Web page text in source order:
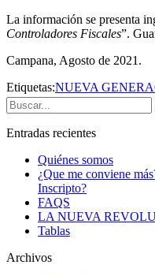
La información se presenta
Controladores Fiscales”.
Campana, Agosto de 2021.
Etiquetas:NUEVA
Buscar...
Entradas recientes
Quiénes somos
¿Que me conviene
Inscripto?
FAQS
LA NUEVA
Tablas
Archivos